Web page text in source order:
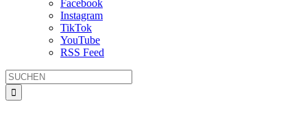
Facebook
Instagram
TikTok
YouTube
RSS Feed
Suche
nach: